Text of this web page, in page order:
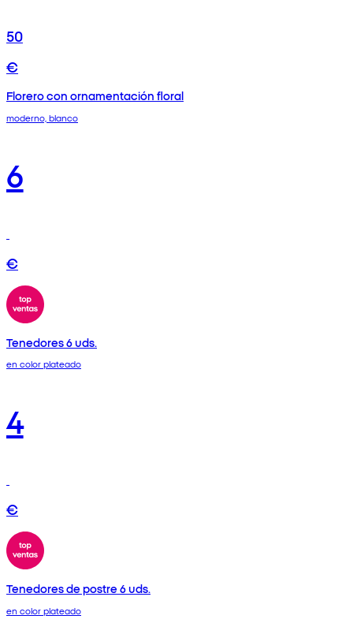
50
€
Florero con ornamentación floral
moderno, blanco
6
€
Tenedores 6 uds.
en color plateado
4
€
Tenedores de postre 6 uds.
en color plateado